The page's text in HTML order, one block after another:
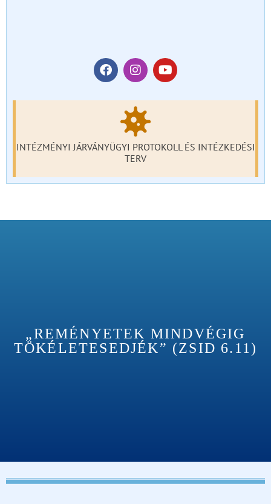
INTÉZMÉNYI JÁRVÁNYÜGYI PROTOKOLL ÉS INTÉZKEDÉSI
TERV
„REMÉNYETEK MINDVÉGIG
TÖKÉLETESEDJÉK” (ZSID 6.11)